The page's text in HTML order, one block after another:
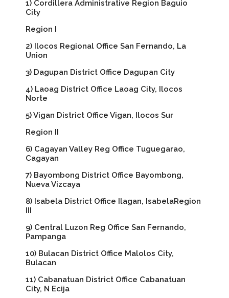
1) Cordillera Administrative Region Baguio
City
Region I
2) Ilocos Regional Office San Fernando, La
Union
3) Dagupan District Office Dagupan City
4) Laoag District Office Laoag City, Ilocos
Norte
5) Vigan District Office Vigan, Ilocos Sur
Region II
6) Cagayan Valley Reg Office Tuguegarao,
Cagayan
7) Bayombong District Office Bayombong,
Nueva Vizcaya
8) Isabela District Office Ilagan, IsabelaRegion
III
9) Central Luzon Reg Office San Fernando,
Pampanga
10) Bulacan District Office Malolos City,
Bulacan
11) Cabanatuan District Office Cabanatuan
City, N Ecija